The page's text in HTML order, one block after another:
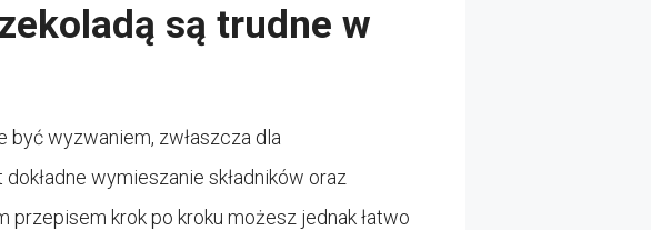
są trudne w
wyzwaniem, zwłaszcza dla
wymieszanie składników oraz
krok po kroku możesz jednak łatwo